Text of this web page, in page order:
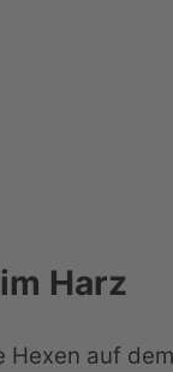
Harz
Hexen auf